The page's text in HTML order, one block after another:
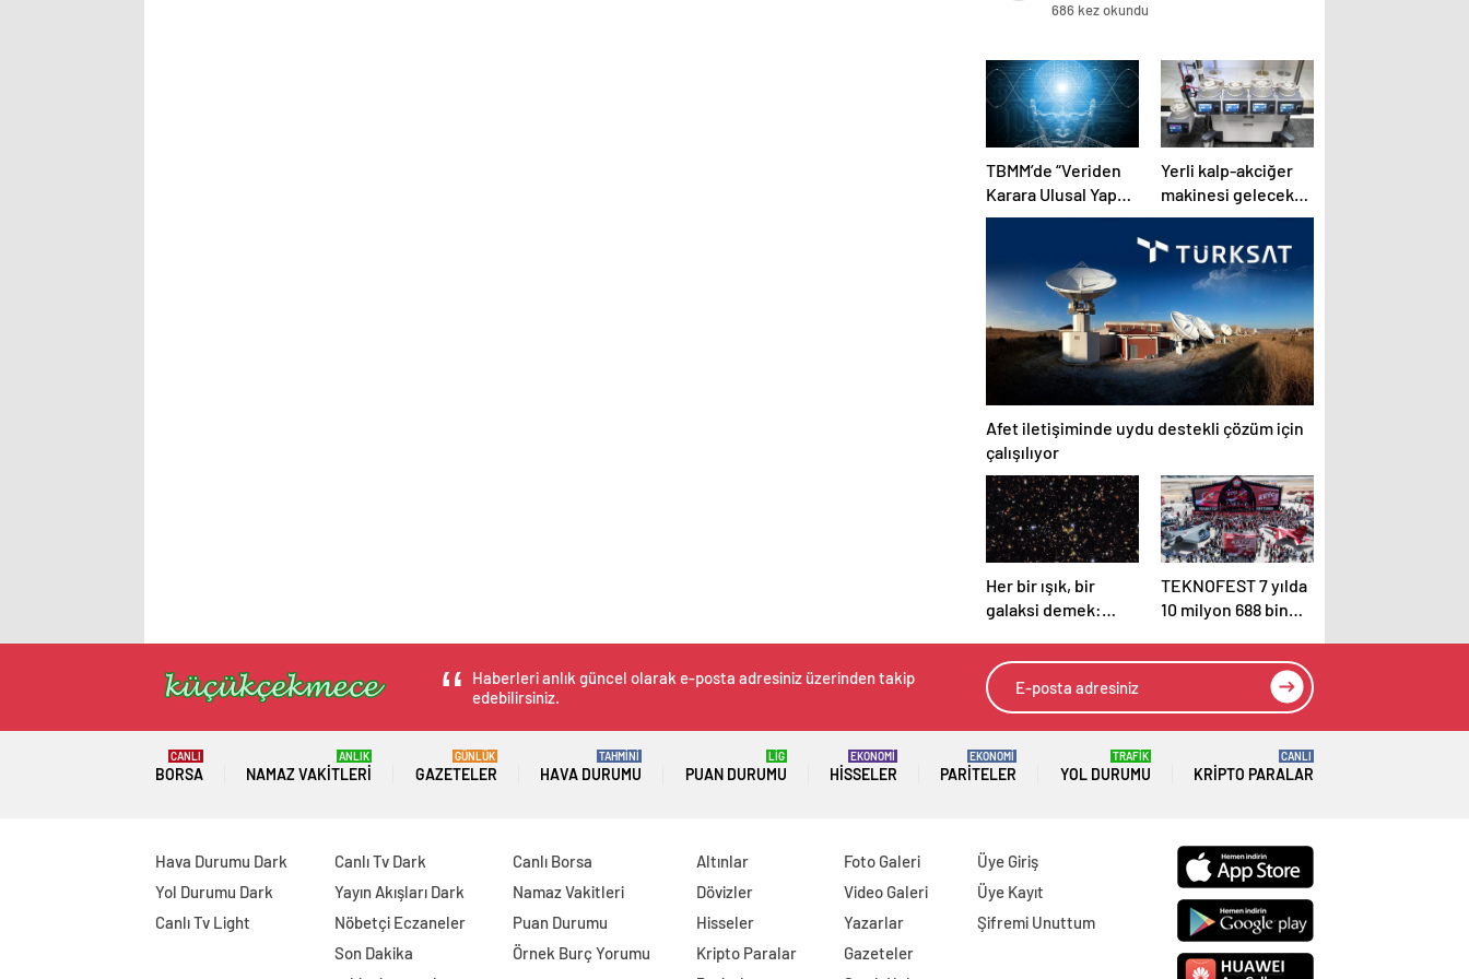
686 kez okundu
TBMM’de “Veriden
Karara Ulusal Yapay
Zeka Zirvesi”
Yerli kalp-akciğer
makinesi gelecek
yıldan itibaren
kullanılacak
Afet iletişiminde uydu destekli çözüm için
çalışılıyor
Her bir ışık, bir
galaksi demek:
karede
görüntülendi
TEKNOFEST 7 yılda
10 milyon 688 bin
Haberleri anlık güncel olarak e-posta adresiniz üzerinden takip
edebilirsiniz.
BORSA
CANLI
NAMAZ VAKITLERI
ANLIK
GAZETELER
GÜNLÜK
HAVA DURUMU
TAHMİNİ
PUAN DURUMU
LİG
HISSELER
EKONOMİ
PARITELER
EKONOMİ
YOL DURUMU
TRAFİK
KRIPTO PARALAR
CANLI
Hava Durumu Dark
Yol Durumu Dark
Canlı Tv Light
Canlı Tv Dark
Yayın Akışları Dark
Nöbetçi Eczaneler
Son Dakika
Canlı Borsa
Namaz Vakitleri
Puan Durumu
Örnek Burç Yorumu
Altınlar
Dövizler
Hisseler
Kripto Paralar
Foto Galeri
Video Galeri
Yazarlar
Gazeteler
Üye Giriş
Üye Kayıt
Şifremi Unuttum